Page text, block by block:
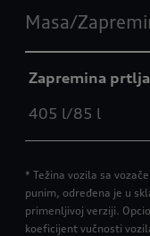
Masa/
Zapremina
405 l/85 l
* Težina vozila sa
punim, određena je u
primenljivoj verziji.
koeficijent vučnosti